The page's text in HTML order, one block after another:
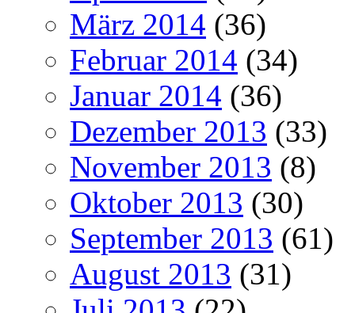
März 2014 (36)
Februar 2014 (34)
Januar 2014 (36)
Dezember 2013 (33)
November 2013 (8)
Oktober 2013 (30)
September 2013 (61)
August 2013 (31)